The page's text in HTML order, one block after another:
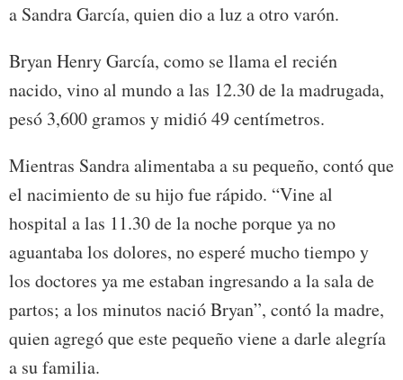
a Sandra García, quien dio a luz a otro varón.
Bryan Henry García, como se llama el recién
nacido, vino al mundo a las 12.30 de la madrugada,
pesó 3,600 gramos y midió 49 centímetros.
Mientras Sandra alimentaba a su pequeño, contó que
el nacimiento de su hijo fue rápido. “Vine al
hospital a las 11.30 de la noche porque ya no
aguantaba los dolores, no esperé mucho tiempo y
los doctores ya me estaban ingresando a la sala de
partos; a los minutos nació Bryan”, contó la madre,
quien agregó que este pequeño viene a darle alegría
a su familia.